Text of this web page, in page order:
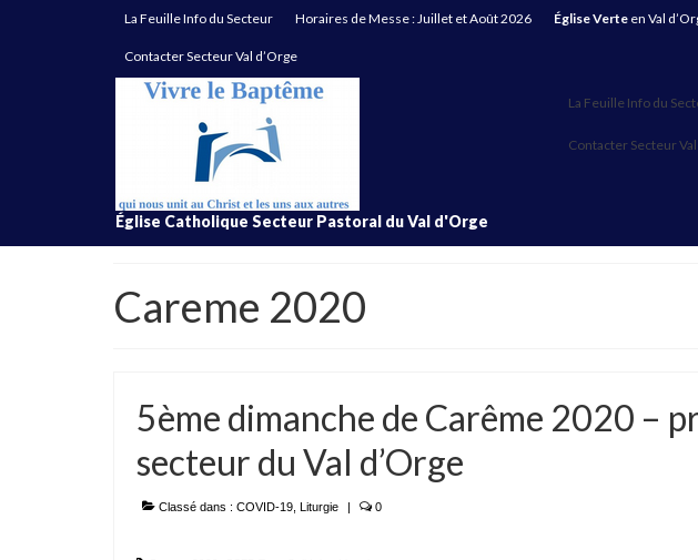
La Feuille Info du Secteur Horaires de Messe : Juillet et Août 2026 Église Verte en Val
Contacter Secteur Val d’Orge
Église Catholique Secteur Pastoral du Val d'Orge
La Feuille Info du
Contacter Secteur Val
Careme 2020
5ème dimanche de Carême 2020 –
secteur du Val d’Orge
Classé dans : COVID-19 Liturgie | 0